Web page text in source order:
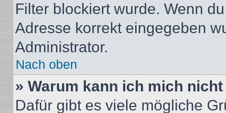
Filter blockiert wurde. Wenn
Adresse korrekt eingegeben
Administrator.
Nach oben
» Warum kann ich mich
Dafür gibt es viele mögliche